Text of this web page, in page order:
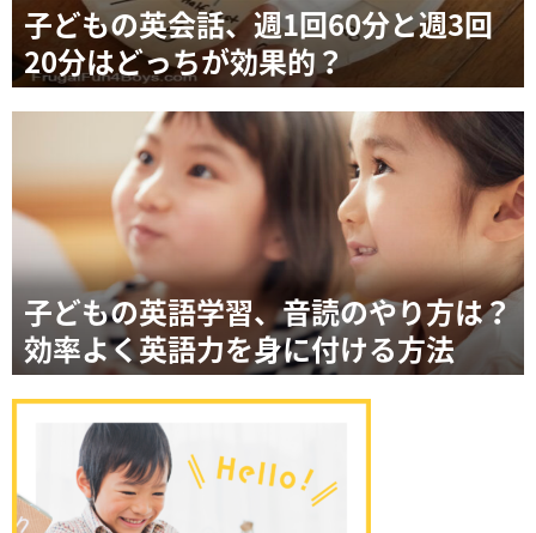
子どもの英会話、週1回60分と週3回
20分はどっちが効果的？
子どもの英語学習、音読のやり方は？
効率よく英語力を身に付ける方法